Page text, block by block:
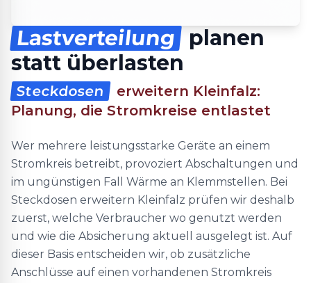
Lastverteilung
planen
statt überlasten
Steckdosen
erweitern Kleinfalz:
Planung, die Stromkreise entlastet
Wer mehrere leistungsstarke Geräte an einem
Stromkreis betreibt, provoziert Abschaltungen und
im ungünstigen Fall Wärme an Klemmstellen. Bei
Steckdosen erweitern Kleinfalz prüfen wir deshalb
zuerst, welche Verbraucher wo genutzt werden
und wie die Absicherung aktuell ausgelegt ist. Auf
dieser Basis entscheiden wir, ob zusätzliche
Anschlüsse auf einen vorhandenen Stromkreis